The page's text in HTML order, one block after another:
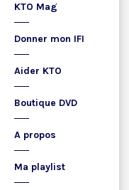
KTO Mag
Donner mon IFI
Aider KTO
Boutique DVD
A propos
Ma playlist